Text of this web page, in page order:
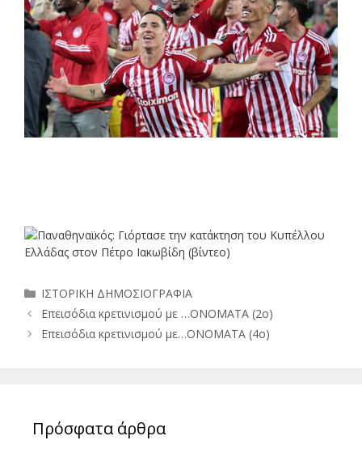
Κατηγορίες
ΙΣΤΟΡΙΚΗ ΔΗΜΟΣΙΟΓΡΑΦΙΑ
Επεισόδια κρετινισμού με …ΟΝΟΜΑΤΑ (2ο)
Επεισόδια κρετινισμού με…ΟΝΟΜΑΤΑ (4ο)
Πρόσφατα άρθρα